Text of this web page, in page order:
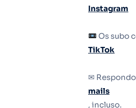
Instagram
Os subo
TikTok
✉ Respondo
mails
, incluso.